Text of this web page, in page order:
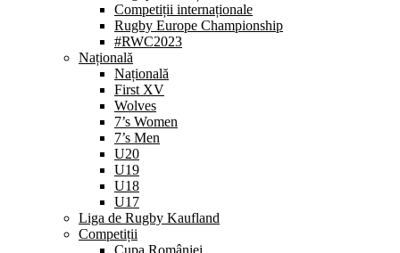
Competiții internaționale
Rugby Europe Championship
#RWC2023
Națională
Națională
First XV
Wolves
7’s Women
7’s Men
U20
U19
U18
U17
Liga de Rugby Kaufland
Competiții
Cupa României